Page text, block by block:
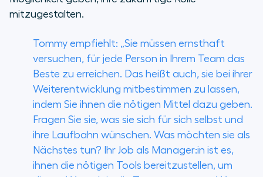
mitzugestalten.
Tommy empfiehlt: „Sie müssen ernsthaft
versuchen, für jede Person in Ihrem Team das
Beste zu erreichen. Das heißt auch, sie bei ihrer
Weiterentwicklung mitbestimmen zu lassen,
indem Sie ihnen die nötigen Mittel dazu geben.
Fragen Sie sie, was sie sich für sich selbst und
ihre Laufbahn wünschen. Was möchten sie als
Nächstes tun? Ihr Job als Manager:in ist es,
ihnen die nötigen Tools bereitzustellen, um